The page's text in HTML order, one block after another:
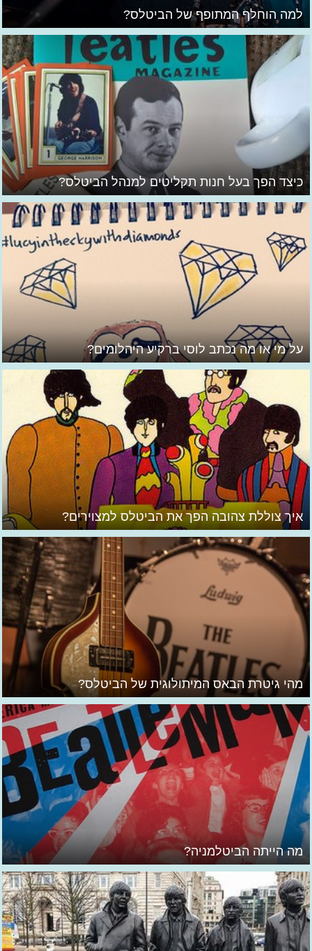
למה הוחלף המתופף של הביטלס?
כיצד הפך בעל חנות תקליטים למנהל הביטלס?
על מי או מה נכתב לוסי ברקיע היהלומים?
איך צוללת צהובה הפך את הביטלס למצוירים?
מהי גיטרת הבאס המיתולוגית של הביטלס?
מה הייתה הביטלמניה?